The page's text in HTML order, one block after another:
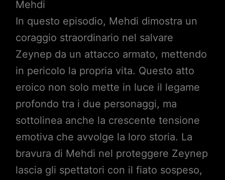
Mehdi
In questo episodio, Mehdi dimostra un
coraggio straordinario nel salvare
Zeynep da un attacco armato, mettendo
in pericolo la propria vita. Questo atto
eroico non solo mette in luce il legame
profondo tra i due personaggi, ma
sottolinea anche la crescente tensione
emotiva che avvolge la loro storia. La
bravura di Mehdi nel proteggere Zeynep
lascia gli spettatori con il fiato sospeso,